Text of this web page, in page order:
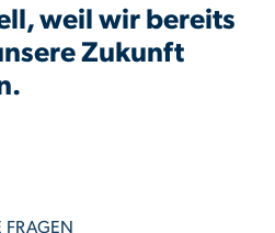
weil wir bereits
Zukunft
FRAGEN